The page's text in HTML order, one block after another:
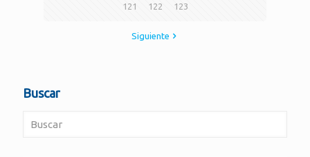
121 122 123
Siguiente
Buscar